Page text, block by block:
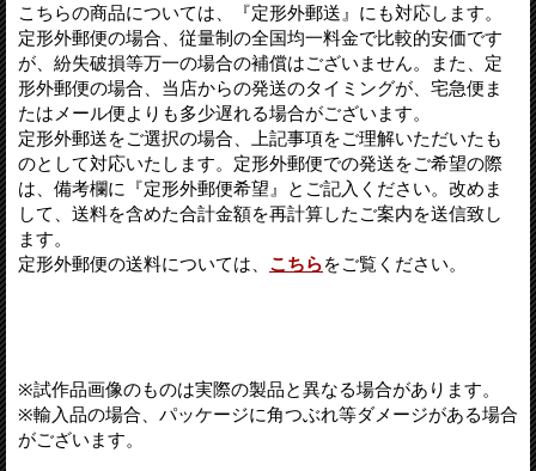
こちらの商品については、『定形外郵送』にも対応します。
定形外郵便の場合、従量制の全国均一料金で比較的安価です
が、紛失破損等万一の場合の補償はございません。また、定
形外郵便の場合、当店からの発送のタイミングが、宅急便ま
たはメール便よりも多少遅れる場合がございます。
定形外郵送をご選択の場合、上記事項をご理解いただいたも
のとして対応いたします。定形外郵便での発送をご希望の際
は、備考欄に『定形外郵便希望』とご記入ください。改めま
して、送料を含めた合計金額を再計算したご案内を送信致し
ます。
定形外郵便の送料については、 こちらをご覧ください。
※試作品画像のものは実際の製品と異なる場合があります。
※輸入品の場合、パッケージに角つぶれ等ダメージがある場合
がございます。